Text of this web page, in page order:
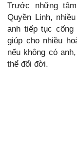
Trước những
Quyền Linh,
anh tiếp tục
giúp cho nhiều
nếu không có
thể đổi đời.